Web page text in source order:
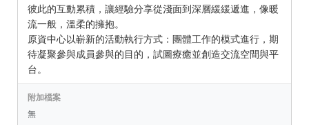
彼此的互動累積，讓經驗分享從淺面到深層緩緩遞進，像暖
流一般，溫柔的擁抱。
原資中心以嶄新的活動執行方式：團體工作的模式進行，期
待凝聚參與成員參與的目的，試圖療癒並創造交流空間與平
台。
附加檔案
無